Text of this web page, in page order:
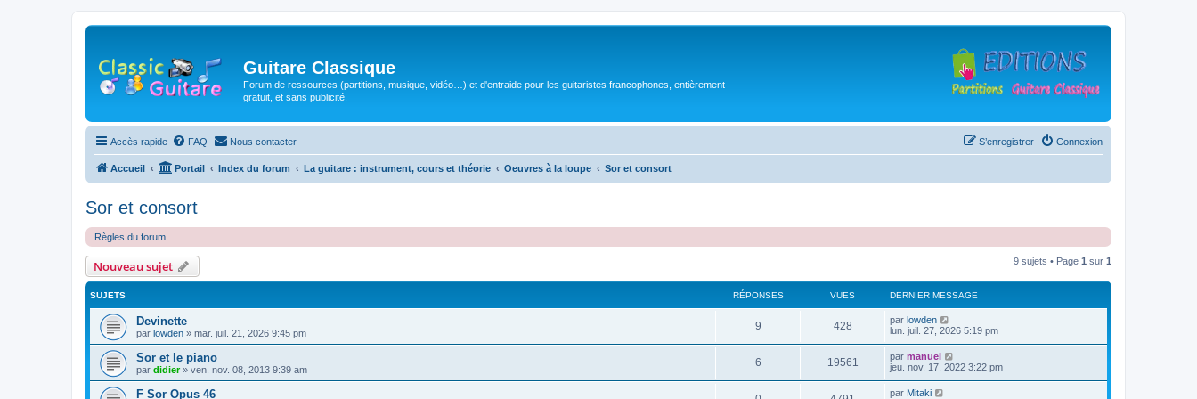
Guitare Classique
Forum de ressources (partitions, musique, vidéo…) et d'entraide pour les guitaristes francophones, entièrement
gratuit, et sans publicité.
Accès rapide FAQ Nous contacter Connexion
S’enregistrer
Accueil Portail Index du forum La guitare : instrument, cours et théorie Oeuvres à la loupe Sor et consort
Sor et consort
Règles du forum
Nouveau sujet 9 sujets • Page 1 sur 1
SUJETS RÉPONSES VUES DERNIER MESSAGE
Devinette
par lowden » mar. juil. 21, 2026 9:45 pm
9R
é
o
428V
u
s
D
e
i
e
r
m
par lowden
lun. juil. 27, 2026 5:19 pm
Sor et le piano
par didier» ven. nov. 08, 2013 9:39 am
6R
é
19561
u
D
e
par manuel
jeu. nov. 17, 2022 3:22 pm
F Sor Opus 46
D
par Mitaki